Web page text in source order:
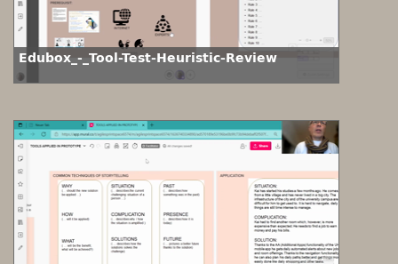
Edubox_-_Tool-Test-Heuristic-Review